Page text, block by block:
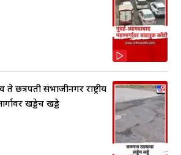
ते छत्रपती संभाजीनगर राष्ट्रीय
खड्डेच खड्डे